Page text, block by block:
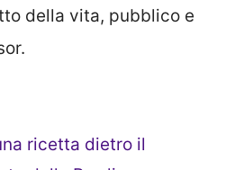
della vita, pubblico e
ricetta dietro il